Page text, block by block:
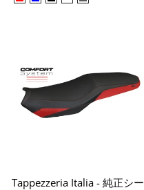
Tappezzeria Italia - 純正シー